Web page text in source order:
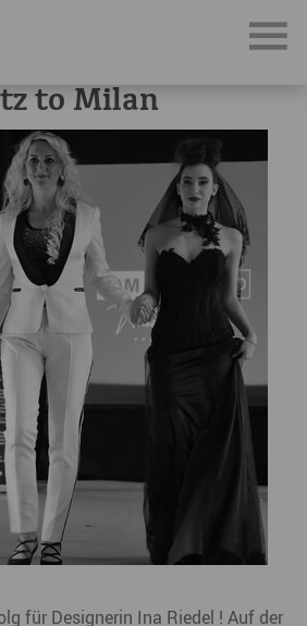
& Nachrichten aus dem Erzgebirge
to Milan
für Designerin Ina Riedel ! Auf der